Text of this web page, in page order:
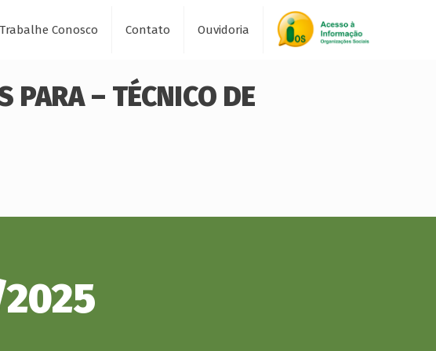
Trabalhe Conosco Contato Ouvidoria
– TÉCNICO DE